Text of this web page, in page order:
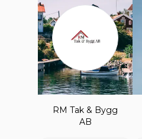
RM Tak & Bygg
AB